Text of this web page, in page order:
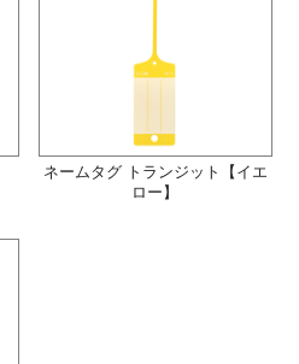
ネームタグ トランジット【イエ
ロー】